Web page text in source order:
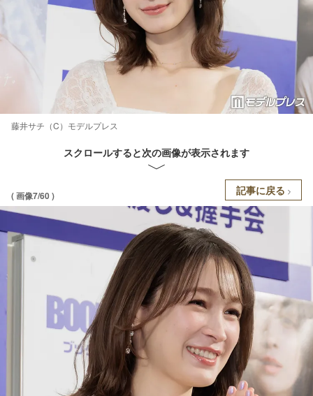
藤井サチ（C）モデルプレス
スクロールすると次の画像が表示されます
( 画像7/60 ) 記事に戻る